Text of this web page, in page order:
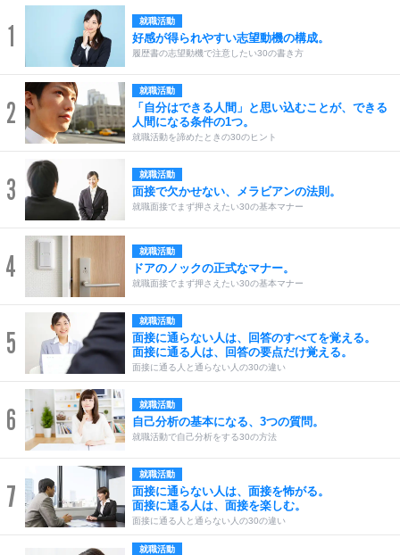
1 就職活動
好感が得られやすい志望動機の構成。
履歴書の志望動機で注意したい30の書き方
2
就職活動
「自分はできる人間」と思い込むことが、できる
人間になる条件の1つ。
就職活動を諦めたときの30のヒント
3 就職活動
面接で欠かせない、メラビアンの法則。
就職面接でまず押さえたい30の基本マナー
4 就職活動
ドアのノックの正式なマナー。
就職面接でまず押さえたい30の基本マナー
5
就職活動
面接に通らない人は、回答のすべてを覚える。
面接に通る人は、回答の要点だけ覚える。
面接に通る人と通らない人の30の違い
6 就職活動
自己分析の基本になる、3つの質問。
就職活動で自己分析をする30の方法
7
就職活動
面接に通らない人は、面接を怖がる。
面接に通る人は、面接を楽しむ。
面接に通る人と通らない人の30の違い
就職活動